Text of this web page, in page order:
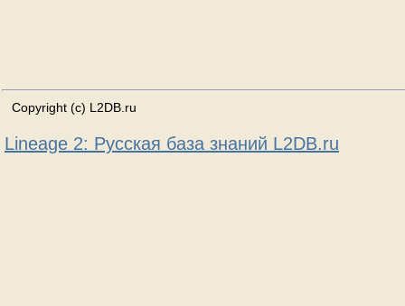
Copyright (c) L2DB.ru
Lineage 2: Русская база знаний L2DB.ru